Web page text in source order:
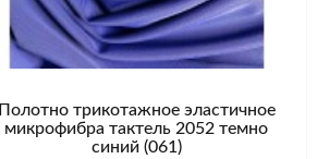
Полотно трикотажное эластичное
микрофибра тактель 2052 темно
синий (061)